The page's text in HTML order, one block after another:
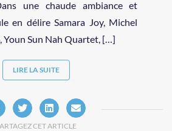
une chaude ambiance et
en délire Samara Joy, Michel
Youn Sun Nah Quartet, […]
LIRE LA SUITE
CET ARTICLE